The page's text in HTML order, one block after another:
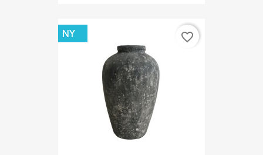
NY favorite_border